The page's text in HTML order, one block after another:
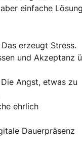
einfache
erzeugt Stress.
und Akzeptanz
Angst, etwas zu
ehrlich
Dauerpräsenz